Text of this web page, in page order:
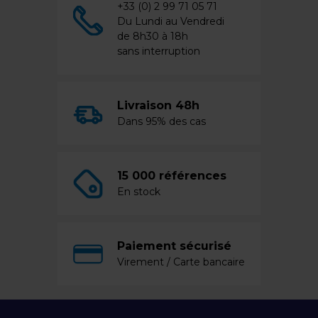
+33 (0) 2 99 71 05 71
Du Lundi au Vendredi
de 8h30 à 18h
sans interruption
Livraison 48h
Dans 95% des cas
15 000 références
En stock
Paiement sécurisé
Virement / Carte bancaire